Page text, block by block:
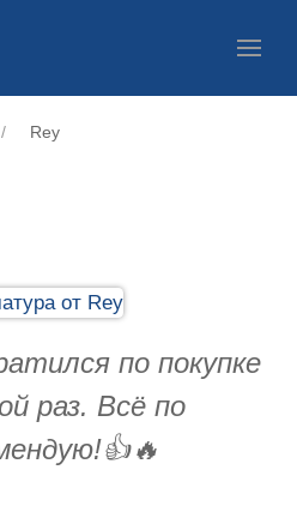
Rey
по покупке
раз. Всё по